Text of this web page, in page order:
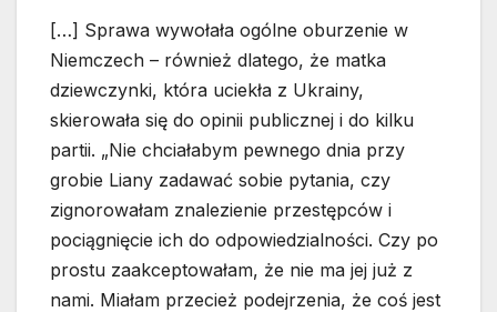
[…] Sprawa wywołała ogólne oburzenie w
Niemczech – również dlatego, że matka
dziewczynki, która uciekła z Ukrainy,
skierowała się do opinii publicznej i do kilku
partii. „Nie chciałabym pewnego dnia przy
grobie Liany zadawać sobie pytania, czy
zignorowałam znalezienie przestępców i
pociągnięcie ich do odpowiedzialności. Czy po
prostu zaakceptowałam, że nie ma jej już z
nami. Miałam przecież podejrzenia, że coś jest